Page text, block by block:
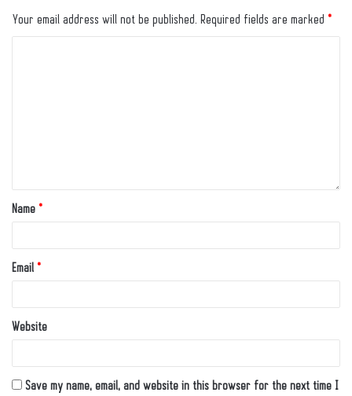
Your email address will not be published. Required fields are marked *
Name *
Email *
Website
Save my name, email, and website in this browser for the next time I